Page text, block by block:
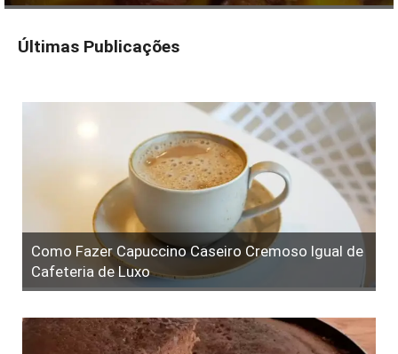
Últimas Publicações
Como Fazer Capuccino Caseiro Cremoso Igual de
Cafeteria de Luxo